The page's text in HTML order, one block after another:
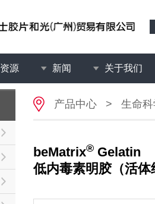
资源 新闻 关于我们
产品中心 > 生命科
beMatrix® Gelatin
低内毒素明胶（活体